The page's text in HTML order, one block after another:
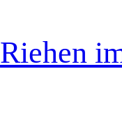
Riehen